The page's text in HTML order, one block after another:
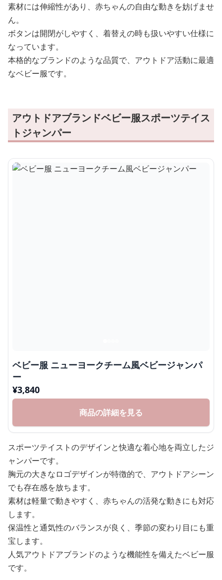
素材には伸縮性があり、赤ちゃんの自由な動きを妨げませ
ん。
ボタンは開閉がしやすく、着替えの時も扱いやすい仕様に
なっています。
本格的なブランドのような品質で、アウトドア活動に最適
なベビー服です。
アウトドアブランドベビー服スポーツテイス
トジャンパー
ベビー服 ニューヨークチーム風ベビージャンパ
ー
¥3,840
商品の詳細を見る
スポーツテイストのデザインと快適な着心地を両立したジ
ャンパーです。
胸元の大きなロゴデザインが特徴的で、アウトドアシーン
でも存在感を放ちます。
素材は軽量で動きやすく、赤ちゃんの活発な動きにも対応
します。
保温性と通気性のバランスが良く、季節の変わり目にも重
宝します。
人気アウトドアブランドのような機能性を備えたベビー服
です。